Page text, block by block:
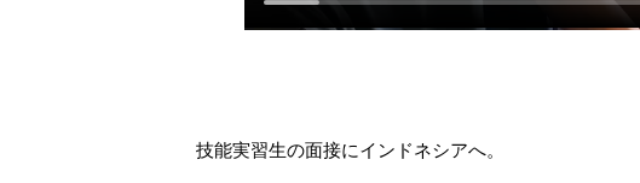
技能実習生の面接にインドネシアへ。